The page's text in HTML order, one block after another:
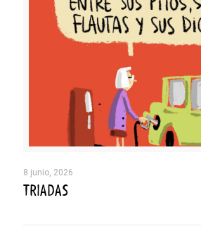
8 junio, 2026
TRIADAS